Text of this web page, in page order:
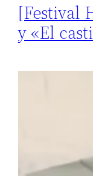
[Festival
y «El